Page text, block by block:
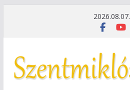
2026.08.07.